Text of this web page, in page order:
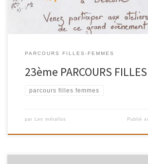
Verne au Parc de Belleville, 6 après-midi pour
pratiquer trois formes d'art, ensemble et
PARCOURS FILLES-FEMMES
23ème PARCOURS
parcours filles femmes
par Les métallos Publié